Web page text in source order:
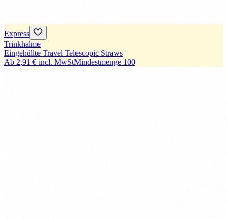
Express
Trinkhalme
Eingehüllte Travel Telescopic Straws
Ab 2,91 € incl. MwStMindestmenge 100